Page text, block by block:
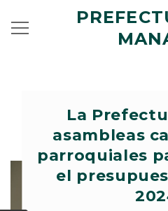
La
asambleas
parroquiales
el